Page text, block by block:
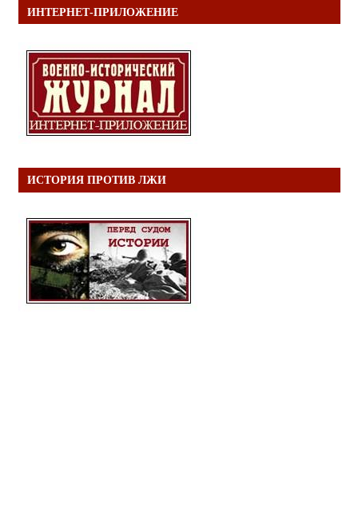
ИНТЕРНЕТ-ПРИЛОЖЕНИЕ
ИСТОРИЯ ПРОТИВ ЛЖИ